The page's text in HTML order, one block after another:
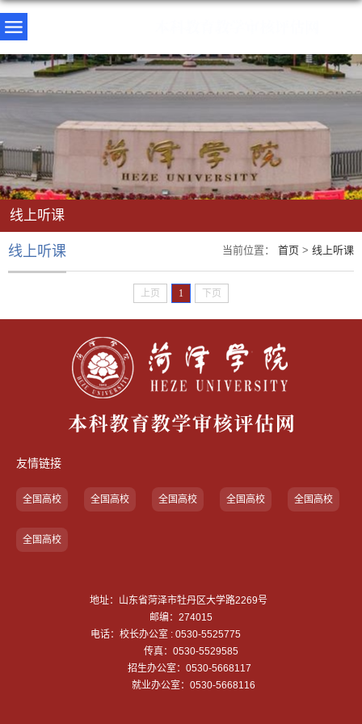
线上听课
当前位置： 首页 > 线上听课
线上听课
上页 1 下页
友情链接
全国高校 全国高校 全国高校 全国高校 全国高校
全国高校
地址：山东省菏泽市牡丹区大学路2269号
邮编：274015
电话：校长办公室 : 0530-5525775
传真：0530-5529585
招生办公室：0530-5668117
就业办公室：0530-5668116